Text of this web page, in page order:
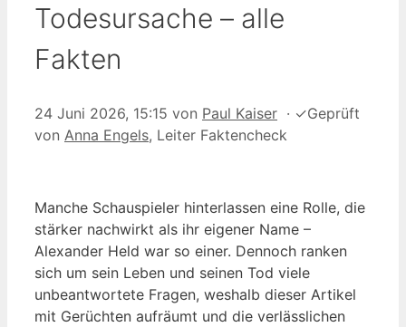
Todesursache – alle
Fakten
24 Juni 2026, 15:15 von Paul Kaiser · ✓Geprüft
von Anna Engels, Leiter Faktencheck
Manche Schauspieler hinterlassen eine Rolle, die
stärker nachwirkt als ihr eigener Name –
Alexander Held war so einer. Dennoch ranken
sich um sein Leben und seinen Tod viele
unbeantwortete Fragen, weshalb dieser Artikel
mit Gerüchten aufräumt und die verlässlichen